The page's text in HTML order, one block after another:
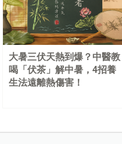
大暑三伏天熱到爆？中醫教
喝「伏茶」解中暑，4招養
生法遠離熱傷害！